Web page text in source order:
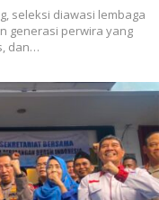
seleksi diawasi lembaga
generasi perwira yang
dan…